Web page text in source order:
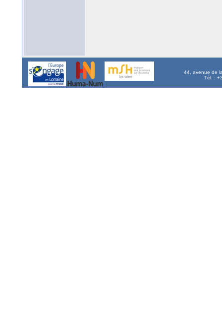
44, avenue de
Tél. :